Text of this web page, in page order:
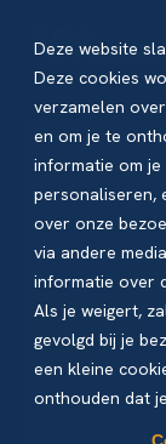
Deze website
Deze cookies
verzamelen
en om je te
informatie om
personaliseren,
over onze
via andere
informatie over
Als je weigert,
gevolgd bij je
een kleine
onthouden dat